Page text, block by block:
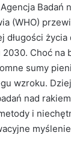
Badań
(WHO)
długości
Choć na
sumy
wzroku.
nad
i